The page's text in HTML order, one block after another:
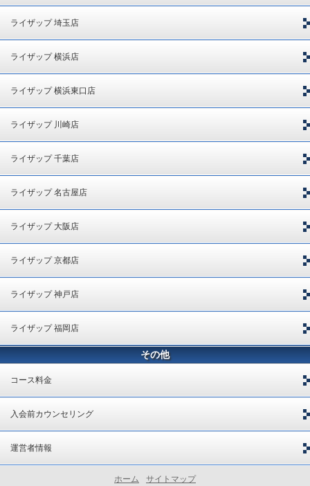
ライザップ 埼玉店
ライザップ 横浜店
ライザップ 横浜東口店
ライザップ 川崎店
ライザップ 千葉店
ライザップ 名古屋店
ライザップ 大阪店
ライザップ 京都店
ライザップ 神戸店
ライザップ 福岡店
その他
コース料金
入会前カウンセリング
運営者情報
ホーム サイトマップ